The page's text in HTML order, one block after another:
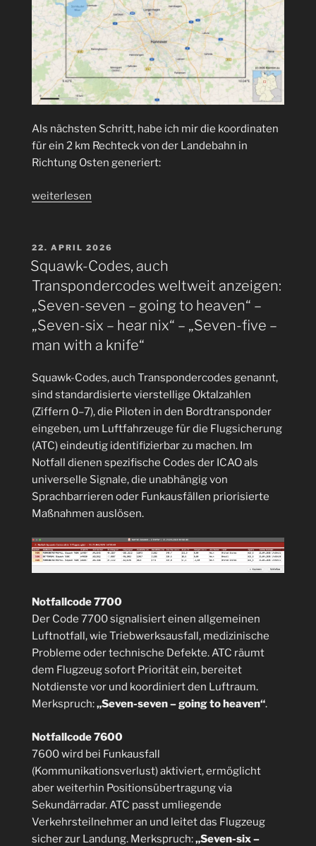
Als nächsten Schritt, habe ich mir die koordinaten
für ein 2 km Rechteck von der Landebahn in
Richtung Osten generiert:
„KI:
ESP32
mit
WIFI
Bluetooth
Entwicklungsboard
2,8
LCD
TFT
Modul
mit
Touch“
weiterlesen
VERÖFFENTLICHT
AM
22. APRIL 2026
Squawk-Codes, auch
Transpondercodes weltweit anzeigen:
„Seven-seven – going to heaven“ –
„Seven-six – hear nix“ – „Seven-five –
man with a knife“
Squawk-Codes, auch Transpondercodes genannt,
sind standardisierte vierstellige Oktalzahlen
(Ziffern 0–7), die Piloten in den Bordtransponder
eingeben, um Luftfahrzeuge für die Flugsicherung
(ATC) eindeutig identifizierbar zu machen. Im
Notfall dienen spezifische Codes der ICAO als
universelle Signale, die unabhängig von
Sprachbarrieren oder Funkausfällen priorisierte
Maßnahmen auslösen.
Notfallcode 7700
Der Code 7700 signalisiert einen allgemeinen
Luftnotfall, wie Triebwerksausfall, medizinische
Probleme oder technische Defekte. ATC räumt
dem Flugzeug sofort Priorität ein, bereitet
Notdienste vor und koordiniert den Luftraum.
Merkspruch:„Seven-seven – going to heaven“.
Notfallcode 7600
7600 wird bei Funkausfall
(Kommunikationsverlust) aktiviert, ermöglicht
aber weiterhin Positionsübertragung via
Sekundärradar. ATC passt umliegende
Verkehrsteilnehmer an und leitet das Flugzeug
sicher zur Landung. Merkspruch:„Seven-six –